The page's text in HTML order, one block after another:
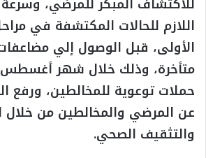
اللازم للحالات المكتشفة في
الأولى، قبل الوصول إلي
متأخرة، وذلك خلال شهر أغسطس
حملات توعوية للمخالطين، ورفع
عن المرضي والمخالطين من خلال
والتثقيف الصحي.